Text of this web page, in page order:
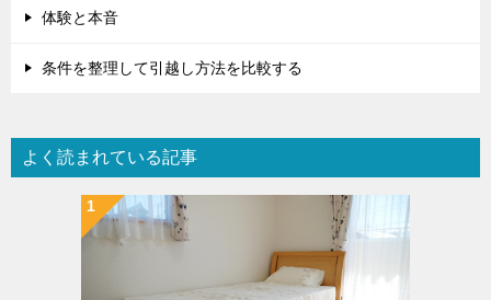
体験と本音
条件を整理して引越し方法を比較する
よく読まれている記事